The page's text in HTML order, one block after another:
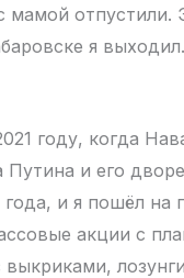
мамой отпустили.
я
году, когда
и его
года, и я пошёл на
акции с